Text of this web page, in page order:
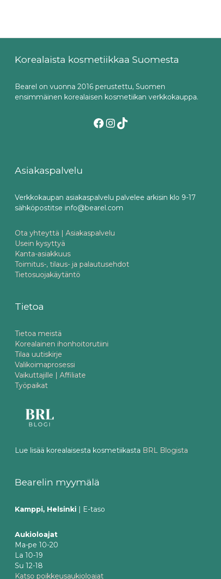
Korealaista kosmetiikkaa Suomesta
Bearel on vuonna 2016 perustettu, Suomen
ensimmäinen korealaisen kosmetiikan verkkokauppa.
Facebook
Instagram
TikTok
Asiakaspalvelu
Verkkokaupan asiakaspalvelu palvelee arkisin klo 9-17
sähköpostitse info@bearel.com
Ota yhteyttä | Asiakaspalvelu
Usein kysyttyä
Kanta-asiakkuus
Toimitus-, tilaus- ja palautusehdot
Tietosuojakäytäntö
Tietoa
Tietoa meistä
Korealainen ihonhoitorutiini
Tilaa uutiskirje
Valikoimaprosessi
Vaikuttajille | Affiliate
Työpaikat
Lue lisää korealaisesta kosmetiikasta BRL Blogista
Bearelin myymälä
Kamppi, Helsinki | E-taso
Aukioloajat
Ma-pe 10-20
La 10-19
Su 12-18
Katso poikkeusaukioloajat